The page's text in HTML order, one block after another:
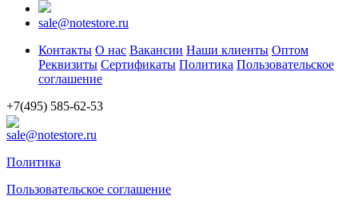
sale@notestore.ru
Контакты О нас Вакансии Наши клиенты Оптом
Реквизиты Сертификаты Политика Пользовательское
соглашение
+7(495) 585-62-53
sale@notestore.ru
Политика
Пользовательское соглашение